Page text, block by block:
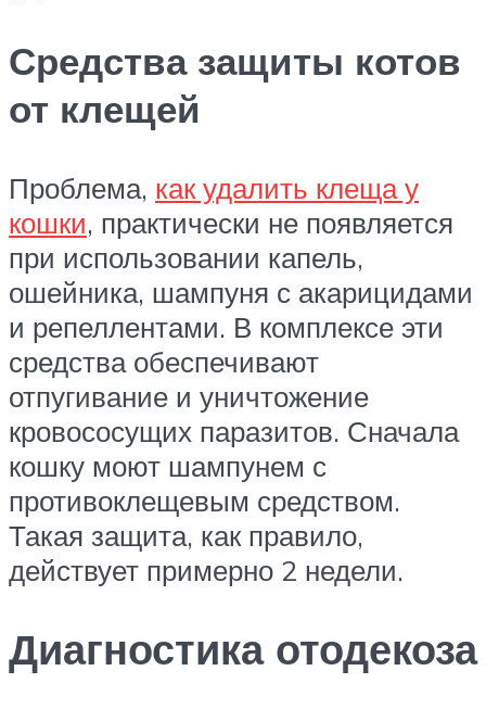
Средства защиты котов
от клещей
Проблема, как удалить клеща у
кошки, практически не появляется
при использовании капель,
ошейника, шампуня с акарицидами
и репеллентами. В комплексе эти
средства обеспечивают
отпугивание и уничтожение
кровососущих паразитов. Сначала
кошку моют шампунем с
противоклещевым средством.
Такая защита, как правило,
действует примерно 2 недели.
Диагностика отодекоза